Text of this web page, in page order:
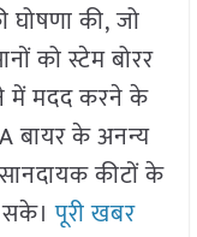
घोषणा की, जो
को स्टेम बोरर
में मदद करने के
बायर के अनन्य
कीटों के
सके।पूरी खबर